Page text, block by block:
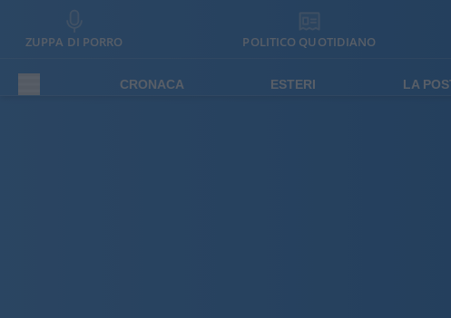
ZUPPA DI PORRO POLITICO QUOTIDIANO
CRONACA ESTERI LA